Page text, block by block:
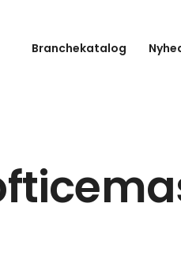
Branchekatalog